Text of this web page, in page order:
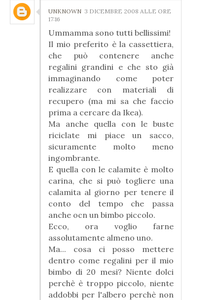
UNKNOWN 3 DICEMBRE 2008 ALLE ORE
17:16
Ummamma sono tutti bellissimi!
Il mio preferito è la cassettiera,
che può contenere anche
regalini grandini e che sto già
immaginando come poter
realizzare con materiali di
recupero (ma mi sa che faccio
prima a cercare da Ikea).
Ma anche quella con le buste
riciclate mi piace un sacco,
sicuramente molto meno
ingombrante.
E quella con le calamite è molto
carina, che si può togliere una
calamita al giorno per tenere il
conto del tempo che passa
anche ocn un bimbo piccolo.
Ecco, ora voglio farne
assolutamente almeno uno.
Ma... cosa ci posso mettere
dentro come regalini per il mio
bimbo di 20 mesi? Niente dolci
perchè è troppo piccolo, niente
addobbi per l'albero perchè non